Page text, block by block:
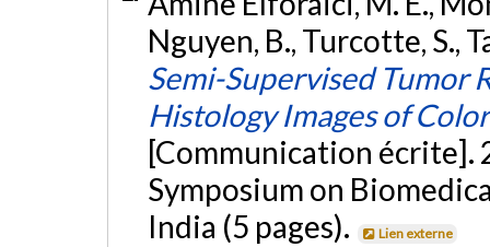
Nguyen, B., Turcotte, S.,
Semi-Supervised Tumor
Histology Images of
[Communication écrite].
Symposium on
India (5 pages).
Lien externe